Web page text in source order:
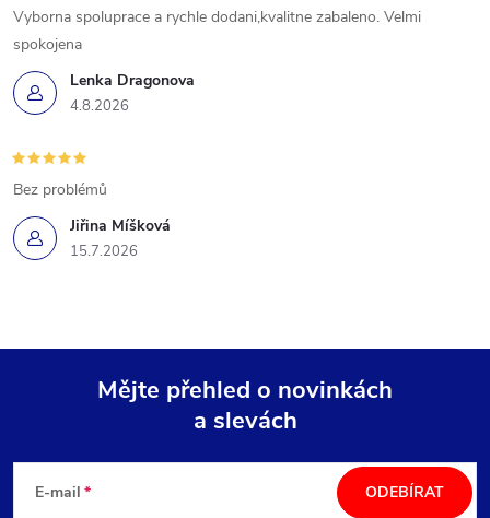
Lenka Dragonova
4.8.2026
Vyborna spoluprace a rychle dodani,kvalitne zabaleno. Velmi
spokojena
Jiřina Míšková
15.7.2026
Bez problémů
Mějte přehled o novinkách
a slevách
E-mail ODEBÍRAT